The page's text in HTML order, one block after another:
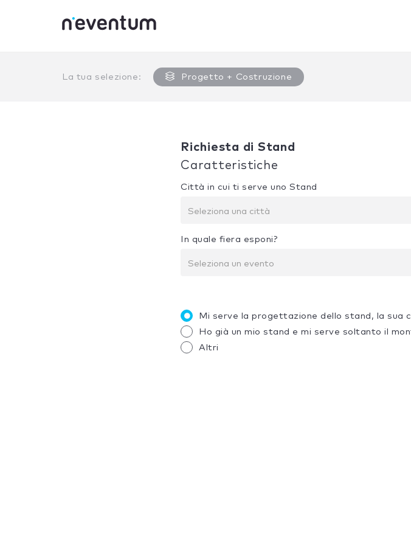
La tua selezione: Progetto + Costruzione
Richiesta di Stand
Caratteristiche
Città in cui ti serve uno Stand
Seleziona una città
In quale fiera esponi?
Seleziona un evento
Mi serve la progettazione dello stand, la sua
Ho già un mio stand e mi serve soltanto il
Altri